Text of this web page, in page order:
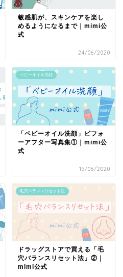
敏感肌が、スキンケアを楽し
めるようになるまで｜mimi公
式
24/06/2020
ベビーオイル洗顔
「ベビーオイル洗顔」ビフォ
ーアフター写真集①｜mimi公
式
15/06/2020
毛穴バランスリセット法
ドラッグストアで買える「毛
穴バランスリセット法」②｜
mimi公式